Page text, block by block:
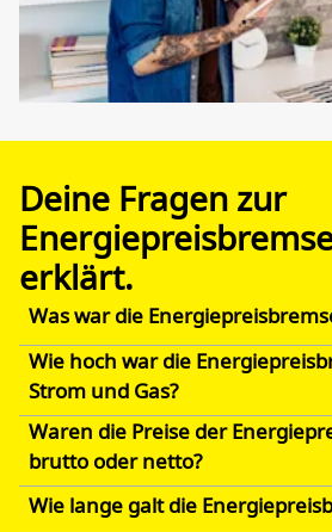
Deine Fragen zur
erklärt.
Was war die
Wie hoch war die
Strom und Gas?
Waren die Preise der
brutto oder netto?
Wie lange galt die